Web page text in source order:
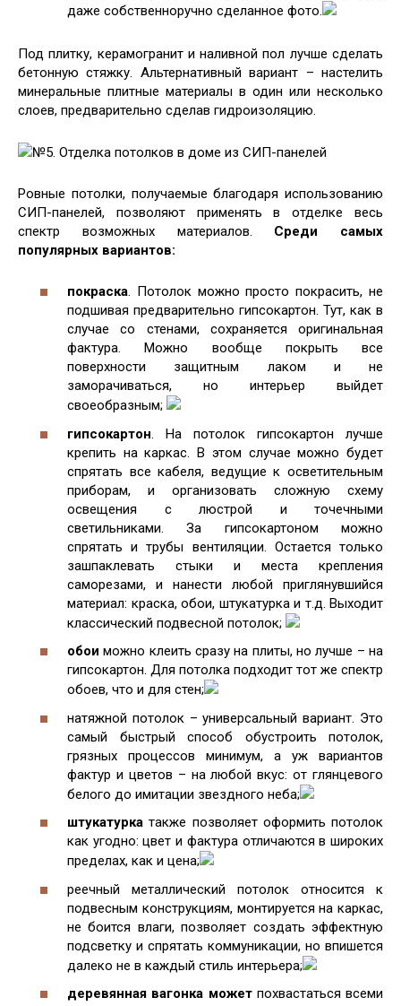
даже собственноручно сделанное фото.
Под плитку, керамогранит и наливной пол лучше сделать
бетонную стяжку. Альтернативный вариант – настелить
минеральные плитные материалы в один или несколько
слоев, предварительно сделав гидроизоляцию.
№5. Отделка потолков в доме из СИП-панелей
Ровные потолки, получаемые благодаря использованию
СИП-панелей, позволяют применять в отделке весь
спектр возможных материалов. Среди самых
популярных вариантов:
покраска. Потолок можно просто покрасить, не
подшивая предварительно гипсокартон. Тут, как в
случае со стенами, сохраняется оригинальная
фактура. Можно вообще покрыть все
поверхности защитным лаком и не
заморачиваться, но интерьер выйдет
своеобразным;
гипсокартон . На потолок гипсокартон лучше
крепить на каркас. В этом случае можно будет
спрятать все кабеля, ведущие к осветительным
приборам, и организовать сложную схему
освещения с люстрой и точечными
светильниками. За гипсокартоном можно
спрятать и трубы вентиляции. Остается только
зашпаклевать стыки и места крепления
саморезами, и нанести любой приглянувшийся
материал: краска, обои, штукатурка и т.д. Выходит
классический подвесной потолок;
обои можно клеить сразу на плиты, но лучше – на
гипсокартон. Для потолка подходит тот же спектр
обоев, что и для стен;
натяжной потолок – универсальный вариант. Это
самый быстрый способ обустроить потолок,
грязных процессов минимум, а уж вариантов
фактур и цветов – на любой вкус: от глянцевого
белого до имитации звездного неба;
штукатурка также позволяет оформить потолок
как угодно: цвет и фактура отличаются в широких
пределах, как и цена;
реечный металлический потолок относится к
подвесным конструкциям, монтируется на каркас,
не боится влаги, позволяет создать эффектную
подсветку и спрятать коммуникации, но впишется
далеко не в каждый стиль интерьера;
деревянная вагонка можетпохвастаться всеми